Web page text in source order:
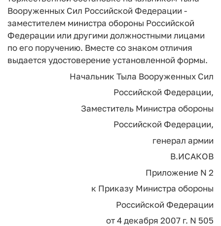
Вооруженных Сил Российской Федерации -
заместителем министра обороны Российской
Федерации или другими должностными лицами
по его поручению. Вместе со знаком отличия
выдается удостоверение установленной формы.
Начальник Тыла Вооруженных Сил
Российской Федерации,
Заместитель Министра обороны
Российской Федерации,
генерал армии
В.ИСАКОВ
Приложение N 2
к Приказу Министра обороны
Российской Федерации
от 4 декабря 2007 г. N 505